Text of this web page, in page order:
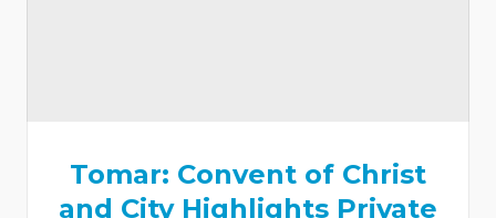
Tomar: Convent of Christ
and City Highlights Private